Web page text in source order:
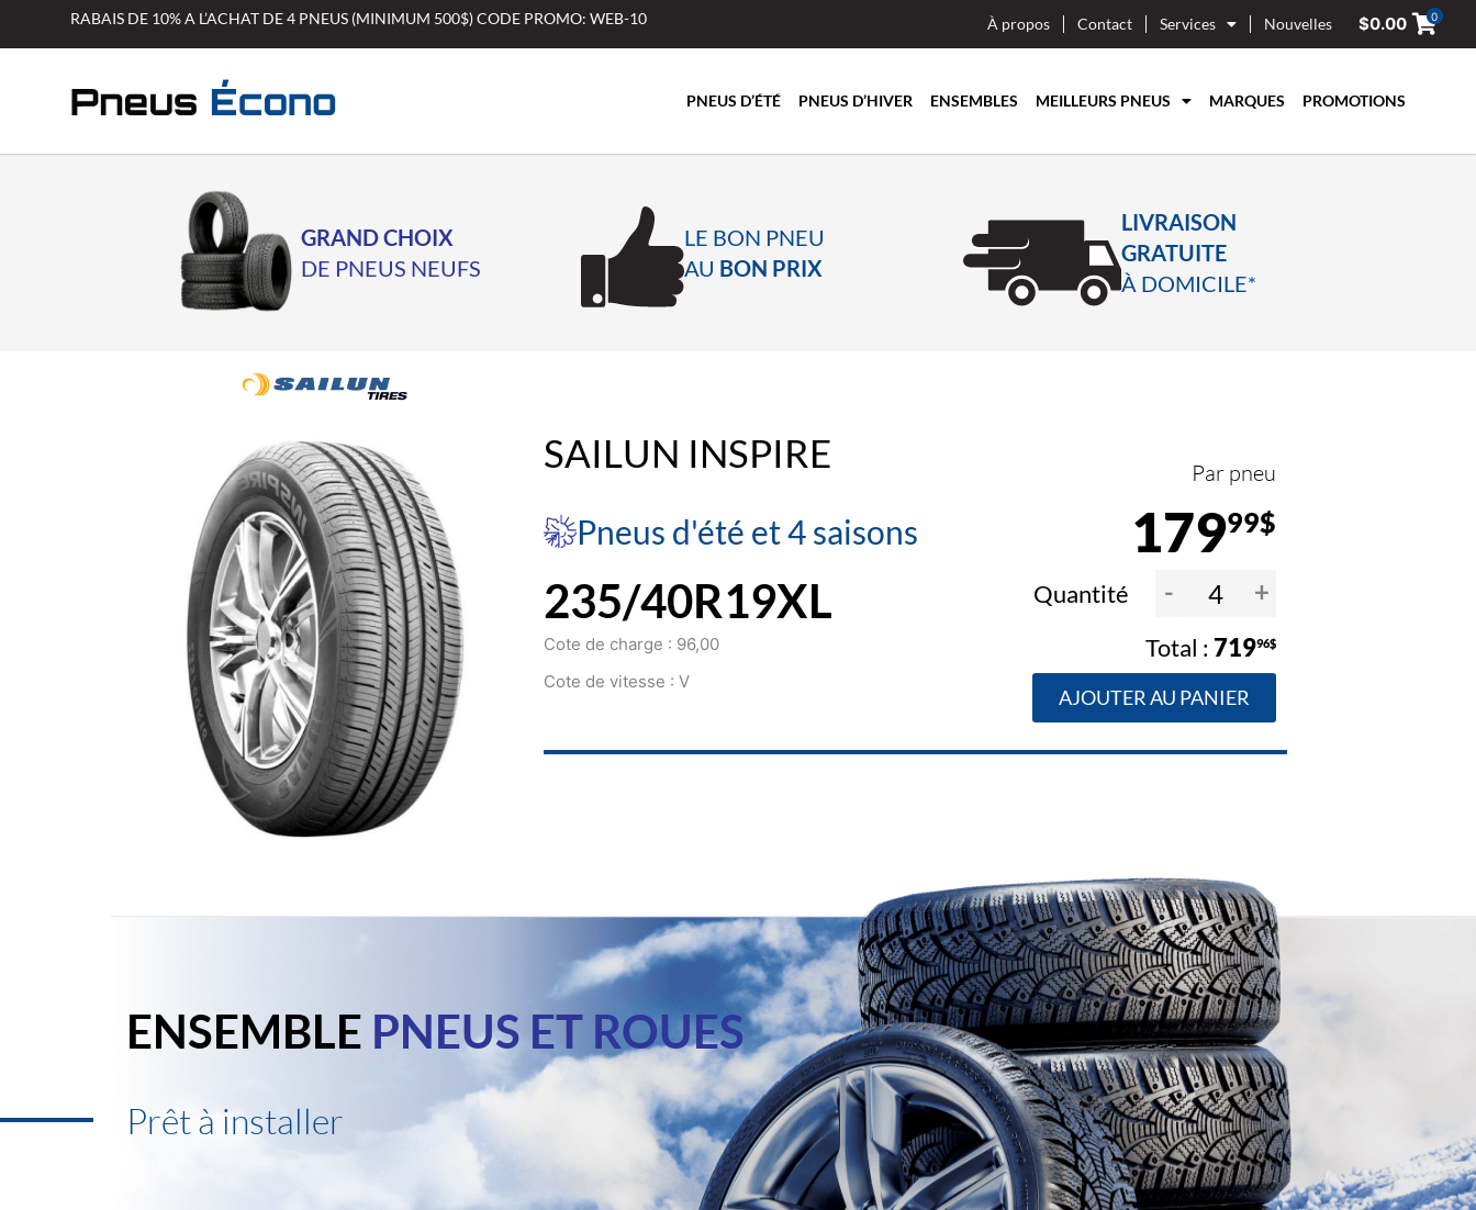
RABAIS DE 10% A L’ACHAT DE 4 PNEUS (MINIMUM 500$) CODE PROMO: WEB-10 À propos Contact Services Nouvelles $0.00 0
PNEUS D’ÉTÉ PNEUS D’HIVER ENSEMBLES MEILLEURS PNEUS MARQUES PROMOTIONS
GRAND CHOIX
DE PNEUS NEUFS
LE BON PNEU
AU BON PRIX
LIVRAISON
GRATUITE
À DOMICILE*
SAILUN INSPIRE
Pneus d'été et 4 saisons
Par pneu
17999$
235/40R19XL
Cote de charge : 96,00
Cote de vitesse : V
Quantité - +
71996$
AJOUTER AU PANIER
ENSEMBLE PNEUS ET ROUES
Prêt à installer